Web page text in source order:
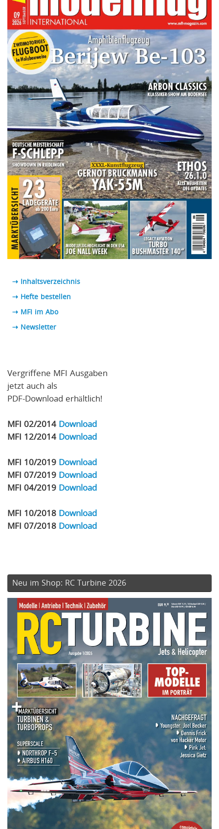
⇢ Inhaltsverzeichnis
⇢ Hefte bestellen
⇢ MFI im Abo
⇢ Newsletter
Vergriffene MFI Ausgaben
jetzt auch als
PDF-Download erhältlich!
MFI 02/2014 Download
MFI 12/2014 Download
MFI 10/2019 Download
MFI 07/2019 Download
MFI 04/2019 Download
MFI 10/2018 Download
MFI 07/2018 Download
Neu im Shop: RC Turbine 2026